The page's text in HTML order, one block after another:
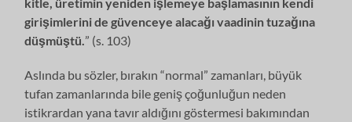
girişimlerini de güvenceye alacağı vaadinin tuzağına
düşmüştü. ” (s. 103)
Aslında bu sözler, bırakın “normal” zamanları, büyük
tufan zamanlarında bile geniş çoğunluğun neden
istikrardan yana tavır aldığını göstermesi bakımından